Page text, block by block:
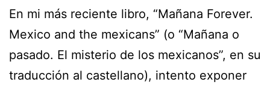
En mi más reciente libro, “Mañana Forever.
Mexico and the mexicans” (o “Mañana o
pasado. El misterio de los mexicanos”, en su
traducción al castellano), intento exponer